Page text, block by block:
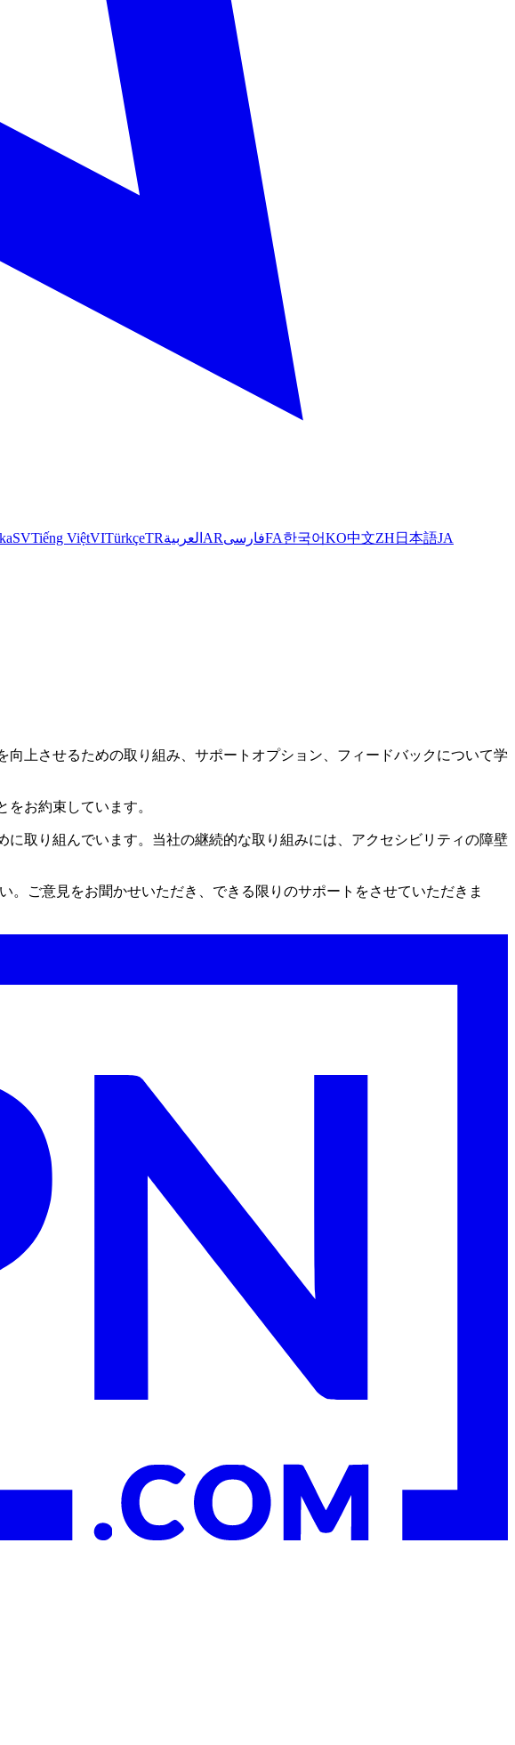
SVTiếng ViệtVITürkçeTRالعربية ARفارسیFA한국어KO中文ZH 日本語JA
上させるための取り組み、サポートオプション、フィードバックについて学
お約束しています。
取り組んでいます。当社の継続的な取り組みには、アクセシビリティの障壁
。ご意見をお聞かせいただき、できる限りのサポートをさせていただきま